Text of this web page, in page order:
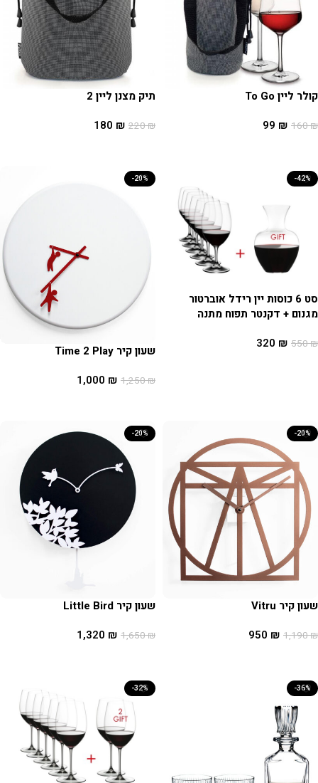
קולר ליין To Go
160₪
99 ₪
תיק מצנן ליין 2
220₪
180 ₪
-42%
סט 6 כוסות יין רידל אוברטור
מגנום + דקנטר תפוח מתנה
550₪
320 ₪
-20%
שעון קיר Time 2 Play
1,250₪
1,000 ₪
-20%
שעון קיר Vitru
1,190₪
950 ₪
-20%
שעון קיר Little Bird
1,650₪
1,320 ₪
-36%
-32%